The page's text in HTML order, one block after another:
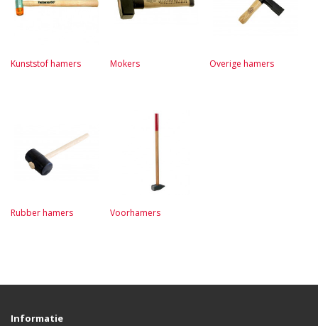
Kunststof hamers Mokers Overige hamers
Rubber hamers Voorhamers
Informatie